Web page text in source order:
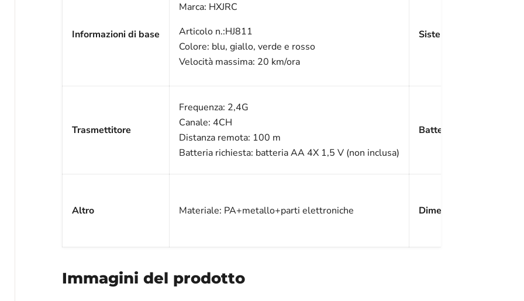
Informazioni di base
Marca: HXJRC
Articolo n.:HJ811
Colore: blu, giallo, verde e rosso
Velocità massima: 20 km/ora
Sistema di alimentazione
Trasmettitore
Frequenza: 2,4G
Canale: 4CH
Distanza remota: 100 m
Batteria richiesta: batteria AA 4X 1,5 V (non inclusa)
Batteria
Altro Materiale: PA+metallo+parti elettroniche Dimensione
Immagini del prodotto